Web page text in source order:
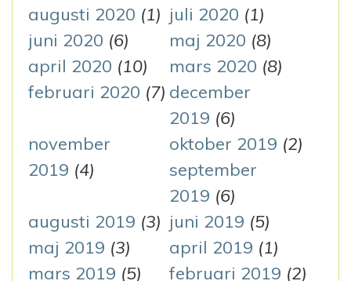
augusti 2020 (1) juli 2020 (1)
juni 2020 (6) maj 2020 (8)
april 2020 (10) mars 2020 (8)
februari 2020 (7) december
2019 (6)
november
2019 (4)
oktober 2019 (2)
september
2019 (6)
augusti 2019 (3) juni 2019 (5)
maj 2019 (3) april 2019 (1)
mars 2019 (5) februari 2019 (2)